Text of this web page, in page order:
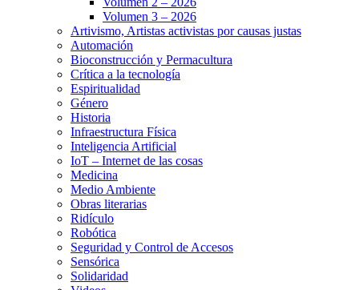
Volumen 3 – 2026
Artivismo, Artistas activistas por causas justas
Automación
Bioconstrucción y Permacultura
Crítica a la tecnología
Espiritualidad
Género
Historia
Infraestructura Física
Inteligencia Artificial
IoT – Internet de las cosas
Medicina
Medio Ambiente
Obras literarias
Ridículo
Robótica
Seguridad y Control de Accesos
Sensórica
Solidaridad